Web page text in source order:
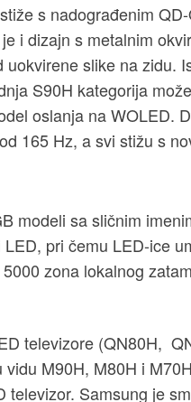
s nadograđenim
i dizajn s metalnim
slike na zidu.
S90H kategorija
oslanja na WOLED.
165 Hz, a svi stižu s
modeli sa sličnim
pri čemu LED-ice
zona lokalnog
televizore (QN80H,
vidu M90H, M80H i
Samsung je